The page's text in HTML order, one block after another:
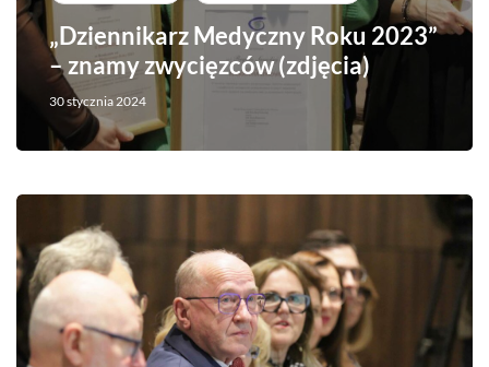
„Dziennikarz Medyczny Roku 2023”
– znamy zwycięzców (zdjęcia)
30 stycznia 2024